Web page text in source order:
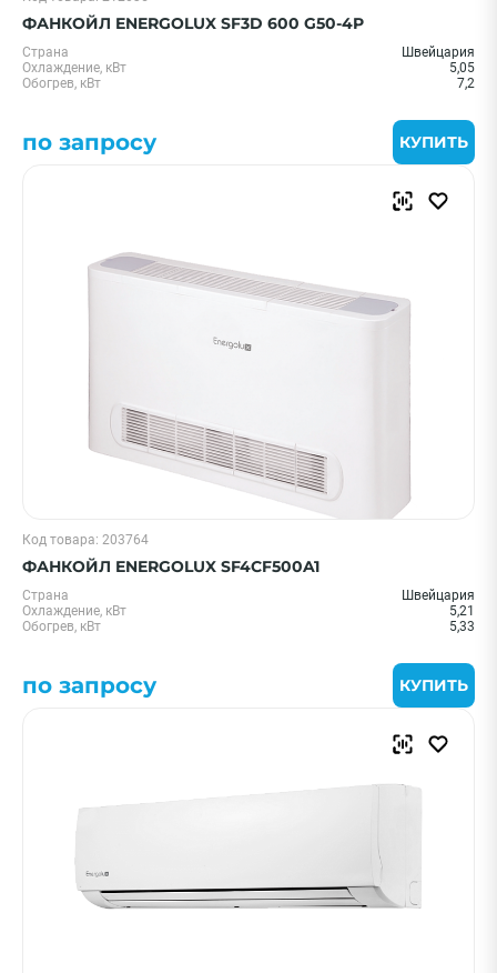
ФАНКОЙЛ ENERGOLUX SF3D 600 G50-4P
Страна
Швейцария
Охлаждение, кВт
5,05
Обогрев, кВт
7,2
по запросу КУПИТЬ
Код товара: 203764
ФАНКОЙЛ ENERGOLUX SF4CF500A1
Страна
Швейцария
Охлаждение, кВт
5,21
Обогрев, кВт
5,33
по запросу КУПИТЬ